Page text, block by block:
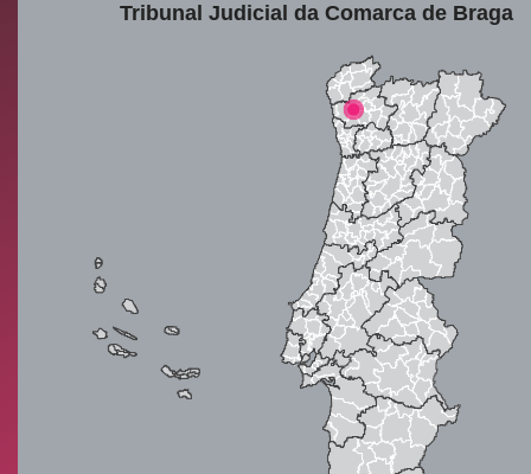
Tribunal Judicial da Comarca de Braga